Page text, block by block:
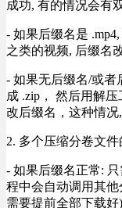
成功, 有的情况会有
- 如果后缀名是
之类的视频, 后缀名
- 如果无后缀名/或者
成 .zip， 然后用解
改后缀名，这种情
2. 多个压缩分卷文
- 如果后缀名正常:
程中会自动调用其
需要提前全部下载